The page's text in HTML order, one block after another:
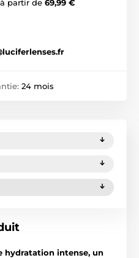
à partir de 69,99 €
24 mois
hydratation intense, un